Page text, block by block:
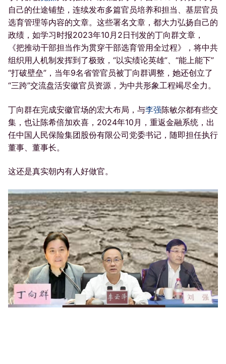
自己的仕途铺垫，连续发布多篇官员培养和担当、基层官员
选育管理等内容的文章。这些署名文章，都大力弘扬自己的
政绩，如学习时报2023年10月2日刊发的丁向群文章，
《把推动干部担当作为贯穿干部选育管用全过程》，将中共
组织用人机制发挥到了极致，“以实绩论英雄”、“能上能下”
“打破壁垒”，当年9名省管官员被丁向群调整，她还创立了
“三跨”交流盘活安徽官员资源，为中共形象工程竭尽全力。
丁向群在完成安徽官场的宏大布局，与李强陈敏尔都有些交
集，也让陈希倍加欢喜，2024年10月，重返金融系统，出
任中国人民保险集团股份有限公司党委书记，随即担任执行
董事、董事长。
这还是真实朝内有人好做官。